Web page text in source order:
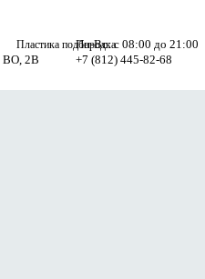
ВО, 2В
Пн-Вс: с 08:00 до 21:00
+7 (812) 445-82-68
Пластика подбородка